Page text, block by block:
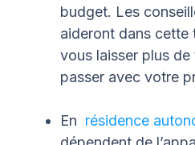
budget. Les
aideront dans cette
vous laisser plus
passer avec votre
En résidence